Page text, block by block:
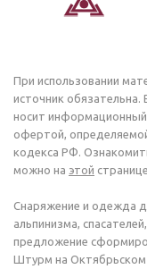
При использовании
источник обязательна.
носит информационный
офертой,
кодекса РФ.
можно на этой
Снаряжение и одежда
альпинизма,
предложение
Штурм на Октябрьском